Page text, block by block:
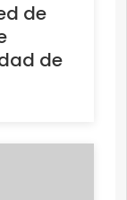
de
de